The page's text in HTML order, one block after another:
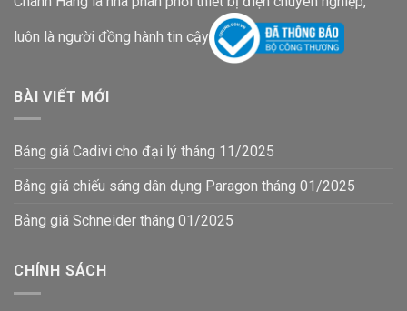
luôn là người đồng hành tin cậy
BÀI VIẾT MỚI
Bảng giá Cadivi cho đại lý tháng 11/2025
Bảng giá chiếu sáng dân dụng Paragon tháng 01/2025
Bảng giá Schneider tháng 01/2025
CHÍNH SÁCH